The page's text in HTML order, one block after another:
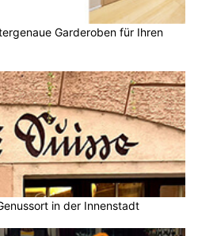
Garderoben für Ihren
in der Innenstadt